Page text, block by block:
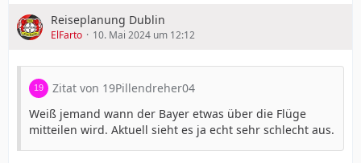
Reiseplanung Dublin
ElFarto 10. Mai 2024 um 12:12
Zitat von 19Pillendreher04
Weiß jemand wann der Bayer etwas über die Flüge
mitteilen wird. Aktuell sieht es ja echt sehr schlecht aus.